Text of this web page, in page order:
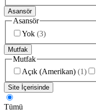
Asansör
Asansör
Yok (3)
Mutfak
Mutfak
Açık (Amerikan) (1)
Site İçerisinde
Tümü